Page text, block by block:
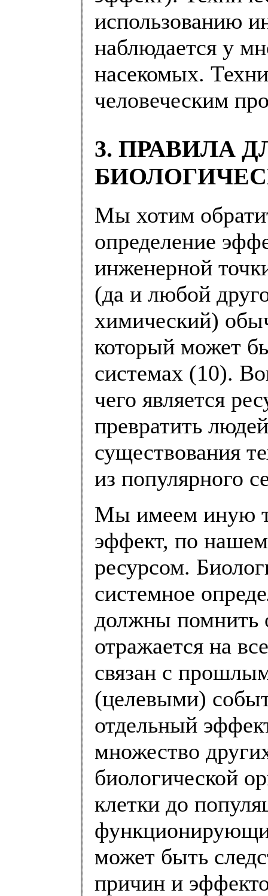
использованию
наблюдается у
насекомых.
человеческим
3. ПРАВИЛА
Мы хотим
определение
инженерной
(да и любой
химический)
который может
системах (10).
чего является
превратить
существования
из популярного
Мы имеем иную
эффект, по
ресурсом.
системное
должны помнить
отражается на
связан с
(целевыми)
отдельный
множество
биологической
клетки до
может быть
причин и